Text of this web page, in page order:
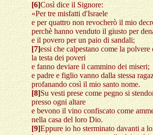
[6]Così dice il Signore:
«Per tre misfatti d'Israele
e per quattro non revocherò il mio
perchè hanno venduto il giusto per
e il povero per un paio di sandali;
[7]essi che calpestano come la polvere
la testa dei poveri
e fanno deviare il cammino dei miseri;
e padre e figlio vanno dalla stessa
profanando così il mio santo nome.
[8]Su vesti prese come pegno si
presso ogni altare
e bevono il vino confiscato come
nella casa del loro Dio.
[9]Eppure io ho sterminato davanti a